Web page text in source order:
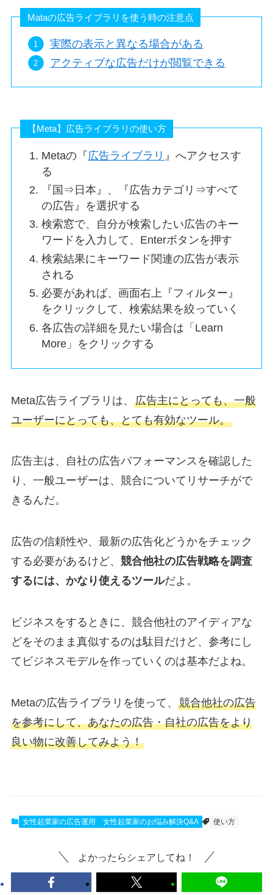
Mataの広告ライブラリを使う時の注意点
実際の表示と異なる場合がある
アクティブな広告だけが閲覧できる
【Meta】広告ライブラリの使い方
Metaの『 広告ライブラリ 』へアクセスす
る
『国⇒日本』、『広告カテゴリ⇒すべて
の広告』を選択する
検索窓で、自分が検索したい広告のキー
ワードを入力して、Enterボタンを押す
検索結果にキーワード関連の広告が表示
される
必要があれば、画面右上『フィルター』
をクリックして、検索結果を絞っていく
各広告の詳細を見たい場合は「Learn
More」をクリックする
Meta広告ライブラリは、 広告主にとっても、一般
ユーザーにとっても、とても有効なツール。
広告主は、自社の広告パフォーマンスを確認した
り、一般ユーザーは、競合についてリサーチがで
きるんだ。
広告の信頼性や、最新の広告化どうかをチェック
する必要があるけど、 競合他社の広告戦略を調査
するには、かなり使えるツールだよ。
ビジネスをするときに、競合他社のアイディアな
どをそのまま真似するのは駄目だけど、参考にし
てビジネスモデルを作っていくのは基本だよね。
Metaの広告ライブラリを使って、 競合他社の広告
を参考にして、あなたの広告・自社の広告をより
良い物に改善してみよう！
女性起業家の広告運用 女性起業家のお悩み解決Q&A 使い方
よかったらシェアしてね！